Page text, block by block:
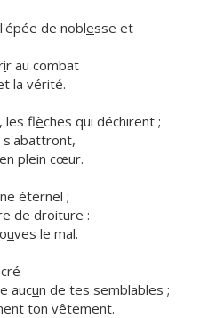
de noblesse et
ir au combat
la vérité.
les flèches qui déchirent ;
s'abattront,
plein cœur.
ne éternel ;
de droiture :
uves le mal.
aucun de tes semblables ;
ton vêtement.